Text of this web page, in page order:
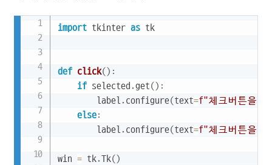
import tkinter as tk
def click() :
if selected.get() :
        label
. configure(text=f"체크버튼을
else:
        label
. configure(text=f"체크버튼을
win = tk.Tk()